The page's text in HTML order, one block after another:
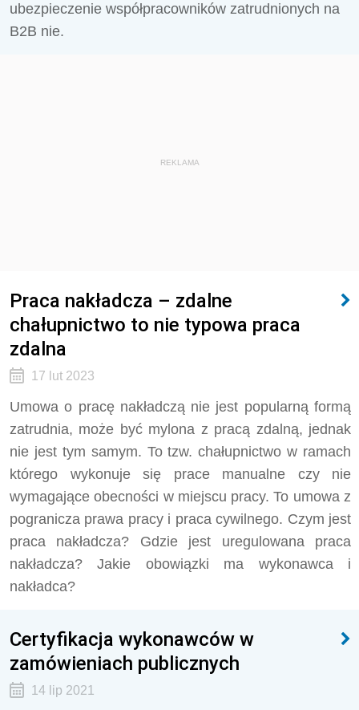
ubezpieczenie współpracowników zatrudnionych na
B2B nie.
REKLAMA
Praca nakładcza – zdalne
chałupnictwo to nie typowa praca
zdalna
17 lut 2023
Umowa o pracę nakładczą nie jest popularną formą
zatrudnia, może być mylona z pracą zdalną, jednak
nie jest tym samym. To tzw. chałupnictwo w ramach
którego wykonuje się prace manualne czy nie
wymagające obecności w miejscu pracy. To umowa z
pogranicza prawa pracy i praca cywilnego. Czym jest
praca nakładcza? Gdzie jest uregulowana praca
nakładcza? Jakie obowiązki ma wykonawca i
nakładca?
Certyfikacja wykonawców w
zamówieniach publicznych
14 lip 2021